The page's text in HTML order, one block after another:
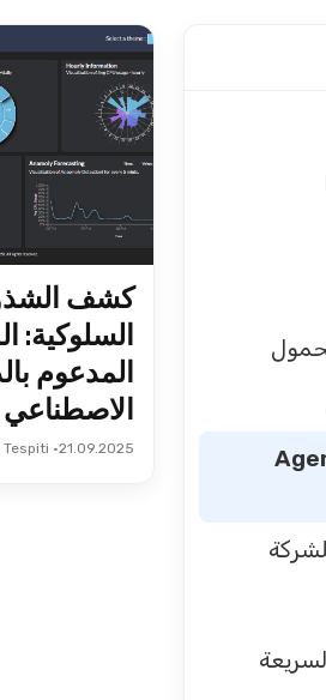
كشف
السلوكية:
المدعوم
الاصطناعي
21.09.2025
• AgentM ile Anomali Tespiti